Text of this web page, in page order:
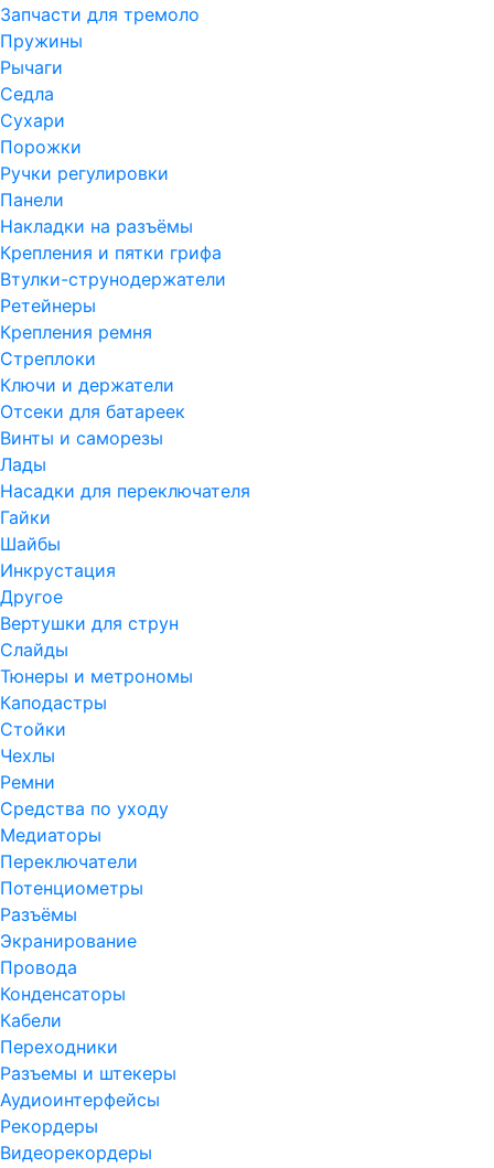
Запчасти для тремоло
Пружины
Рычаги
Седла
Сухари
Порожки
Ручки регулировки
Панели
Накладки на разъёмы
Крепления и пятки грифа
Втулки-струнодержатели
Ретейнеры
Крепления ремня
Стреплоки
Ключи и держатели
Отсеки для батареек
Винты и саморезы
Лады
Насадки для переключателя
Гайки
Шайбы
Инкрустация
Другое
Вертушки для струн
Слайды
Тюнеры и метрономы
Каподастры
Стойки
Чехлы
Ремни
Средства по уходу
Медиаторы
Переключатели
Потенциометры
Разъёмы
Экранирование
Провода
Конденсаторы
Кабели
Переходники
Разъемы и штекеры
Аудиоинтерфейсы
Рекордеры
Видеорекордеры